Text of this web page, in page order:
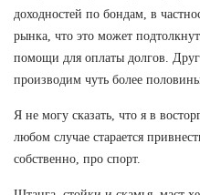
доходностей по бондам, в
рынка, что это может
помощи для оплаты долгов.
производим чуть более
Я не могу сказать, что я в
любом случае старается
собственно, про спорт.